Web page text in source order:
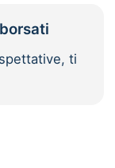
ti